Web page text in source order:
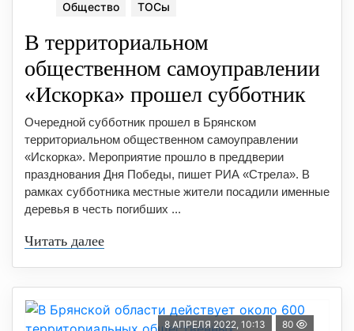
Общество ТОСы
В территориальном
общественном самоуправлении
«Искорка» прошел субботник
Очередной субботник прошел в Брянском
территориальном общественном самоуправлении
«Искорка». Мероприятие прошло в преддверии
празднования Дня Победы, пишет РИА «Стрела». В
рамках субботника местные жители посадили именные
деревья в честь погибших ...
Читать далее
8 АПРЕЛЯ 2022, 10:13 80